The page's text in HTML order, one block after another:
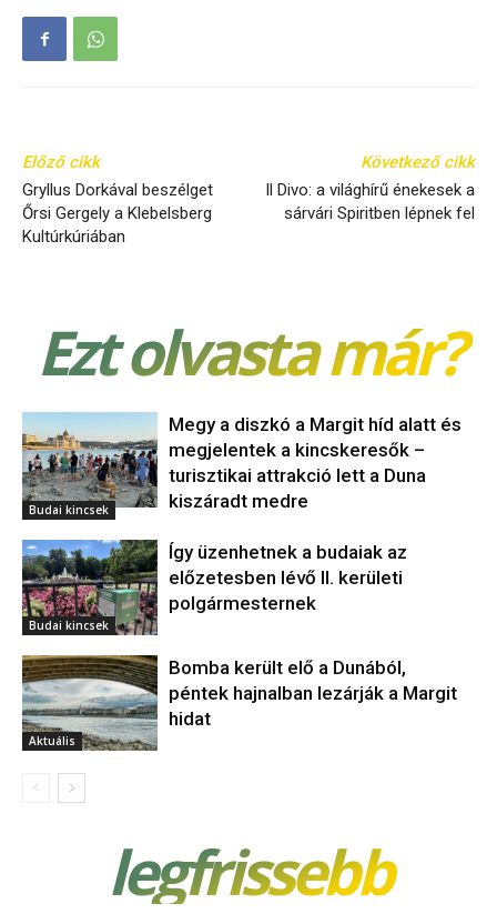
Előző cikk
Gryllus Dorkával beszélget
Őrsi Gergely a Klebelsberg
Kultúrkúriában
Következő cikk
Il Divo: a világhírű énekesek a
sárvári Spiritben lépnek fel
Ezt olvasta már?
Budai kincsek
Megy a diszkó a Margit híd alatt és
megjelentek a kincskeresők –
turisztikai attrakció lett a Duna
kiszáradt medre
Budai kincsek
Így üzenhetnek a budaiak az
előzetesben lévő II. kerületi
polgármesternek
Aktuális
Bomba került elő a Dunából,
péntek hajnalban lezárják a Margit
hidat
legfrissebb